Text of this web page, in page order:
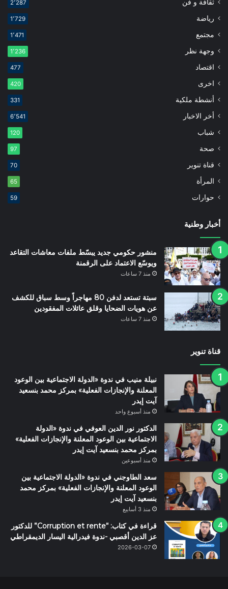
ثقافة و فن 2٬287
رياضة 1٬729
مجتمع 1٬471
وجهة نظر 1٬236
اقتصاد 477
اخرى 420
أنشطة ملكية 331
أخر الاخبار 6٬541
شباب 120
صحة 97
قناة تنوير 70
المرأة 65
حوارات 59
أخبار وطنية
منشور حكومي جديد يبسّط ملفات معاشات التقاعد
ويوسّع الاعتماد على الرقمنة
منذ 7 ساعات
سبتة تستعد لدفن 80 مهاجراً وسط سباق للكشف
عن هويات الضحايا وقلق عائلات المفقودين
منذ 7 ساعات
قناة تنوير
نبيلة منيب في ندوة «الدولة الاجتماعية بين الوعود
المعلنة والإنجازات الفعلية» بمركز محمد بنسعيد
آيت إيدر
منذ أسبوع واحد
الدكتور نور الدين العوفي في ندوة «الدولة
الاجتماعية بين الوعود المعلنة والإنجازات الفعلية»
بمركز محمد بنسعيد آيت إيدر
منذ أسبوعين
سعد الطاوجني في ندوة «الدولة الاجتماعية بين
الوعود المعلنة والإنجازات الفعلية» بمركز محمد
بنسعيد آيت إيدر
منذ 3 أسابيع
قراءة في كتاب: “Corruption et rente” للدكتور
عز الدين أقصبي -ندوة فيدرالية اليسار الديمقراطي
2026-03-07